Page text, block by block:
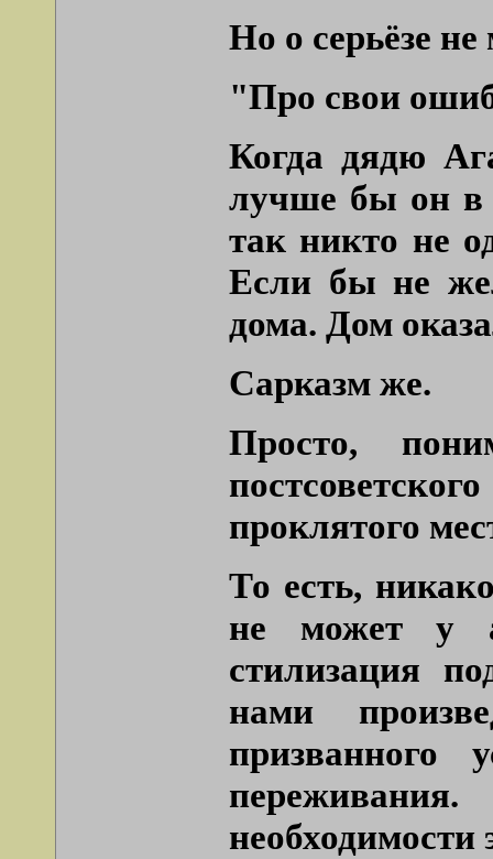
Но о серьёзе
"Про свои
Когда дядю
лучше бы он в
так никто не
Если бы не
дома. Дом
Сарказм же.
Просто,
проклятого
То есть,
не может у
стилизация
нами
призванного
необходимости